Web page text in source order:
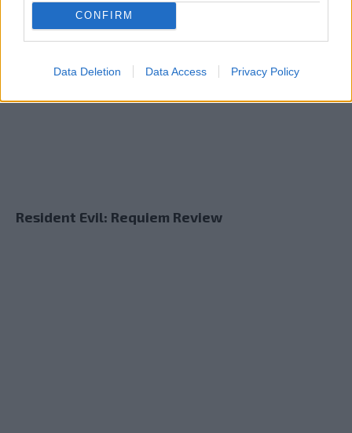
CONFIRM
Data Deletion Data Access Privacy Policy
Resident Evil: Requiem Review